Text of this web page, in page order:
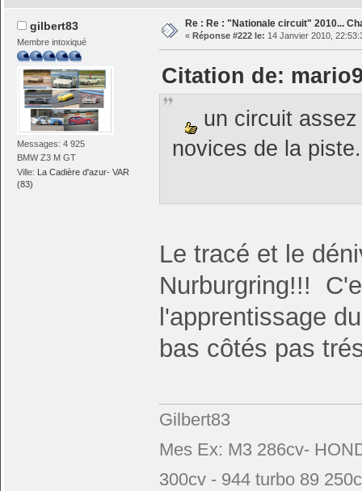
gilbert83
Membre intoxiqué
Messages: 4 925
BMW Z3 M GT
Ville: La Cadière d'azur- VAR
(83)
Re : Re : "Nationale circuit" 2010...
« Réponse #222 le: 14 Janvier 2010,
Citation de:
un circuit
novices de la
Le tracé et le
Nurburgring!!!
l'apprentissage
bas côtés pas
Gilbert83
Mes Ex: M3 286cv-
300cv - 944 turbo 89